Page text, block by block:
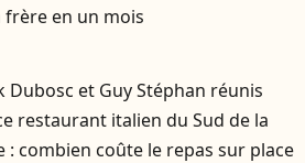
frère en un mois
Dubosc et Guy Stéphan réunis
restaurant italien du Sud de la
: combien coûte le repas sur place